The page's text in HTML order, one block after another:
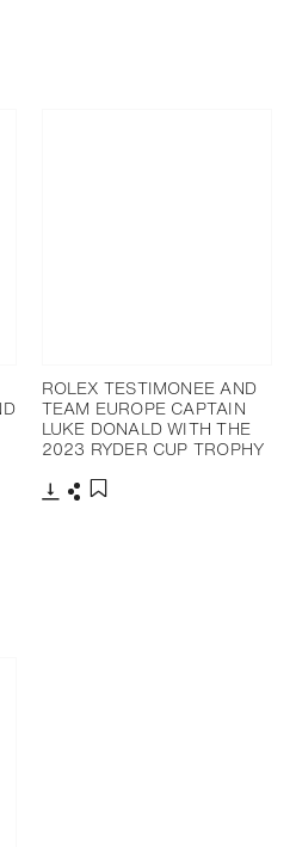
ROLEX TESTIMONEE AND
TEAM EUROPE CAPTAIN
LUKE DONALD WITH THE
2023 RYDER CUP TROPHY